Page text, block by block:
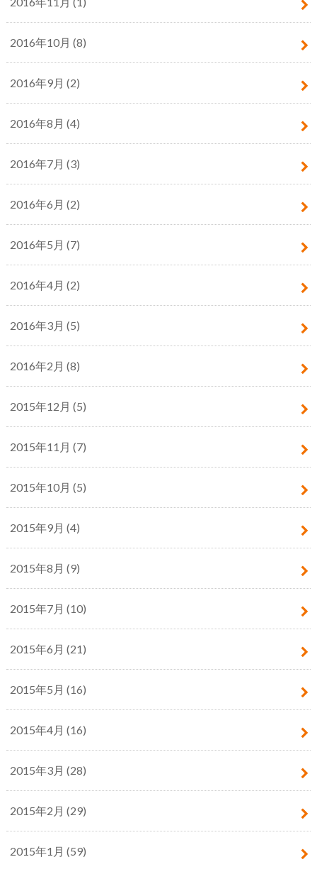
2016年10月 (8)
2016年9月 (2)
2016年8月 (4)
2016年7月 (3)
2016年6月 (2)
2016年5月 (7)
2016年4月 (2)
2016年3月 (5)
2016年2月 (8)
2015年12月 (5)
2015年11月 (7)
2015年10月 (5)
2015年9月 (4)
2015年8月 (9)
2015年7月 (10)
2015年6月 (21)
2015年5月 (16)
2015年4月 (16)
2015年3月 (28)
2015年2月 (29)
2015年1月 (59)